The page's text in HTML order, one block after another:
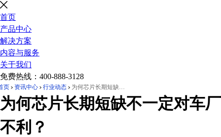
首页
产品中心
解决方案
内容与服务
关于我们
免费热线： 400-888-3128
页 资讯中心 行业动态 为何芯片长期短缺不一定对车厂不利？
为何芯片长期短缺不一定对车厂
不利？